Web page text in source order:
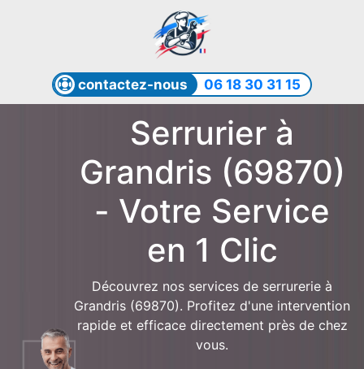
contactez-nous 06 18 30 31 15
Serrurier à
Grandris (69870)
- Votre Service
en 1 Clic
Découvrez nos services de serrurerie à
Grandris (69870). Profitez d'une intervention
rapide et efficace directement près de chez
vous.